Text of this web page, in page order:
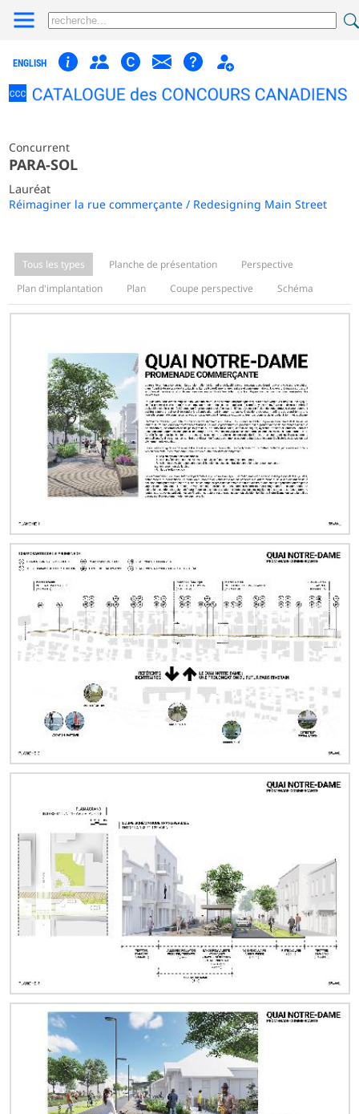
ENGLISH
Concurrent
PARA-SOL
Lauréat
Réimaginer la rue commerçante / Redesigning Main Street
Tous les types Planche de présentation
Perspective
Plan d'implantation
Plan Coupe perspective Schéma